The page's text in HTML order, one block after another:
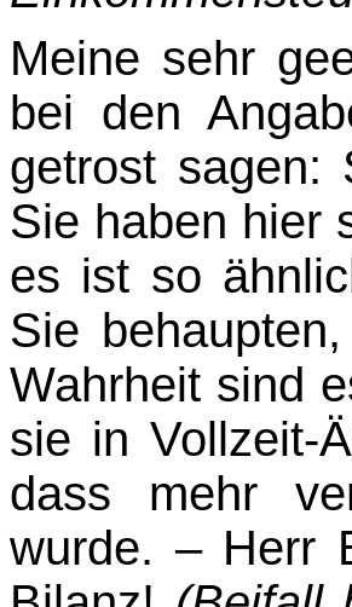
Meine sehr
bei den
getrost
Sie haben hier
es ist so
Sie
Wahrheit sind
sie in Vollzeit-
dass mehr
wurde. – Herr